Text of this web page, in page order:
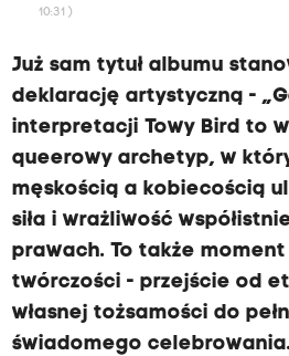
10:31 )
Już sam tytuł albumu
deklarację artystyczną -
interpretacji Towy Bird to
queerowy archetyp, w
męskością a kobiecością
siła i wrażliwość
prawach. To także moment
twórczości - przejście od
własnej tożsamości do
świadomego